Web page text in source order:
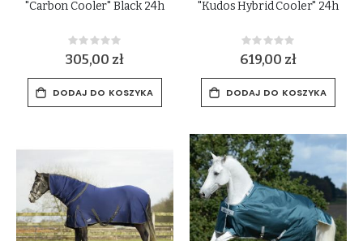
"Carbon Cooler" Black 24h
Rating:
0%
305,00 zł
DODAJ DO KOSZYKA
"Kudos Hybrid Cooler" 24h
Rating:
0%
619,00 zł
DODAJ DO KOSZYKA